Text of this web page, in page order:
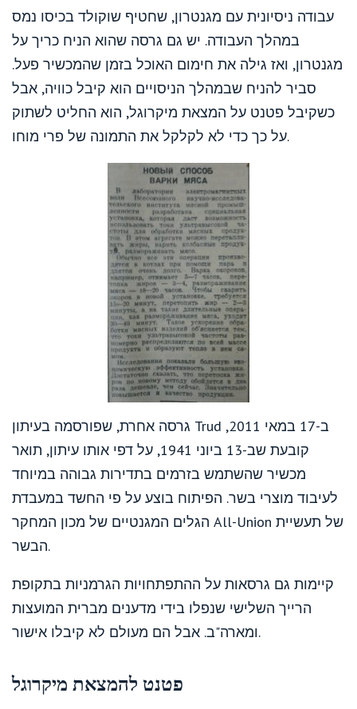
עבודה ניסיונית עם מגנטרון, שחטיף שוקולד בכיסו נמס
במהלך העבודה. יש גם גרסה שהוא הניח כריך על
מגנטרון, ואז גילה את חימום האוכל בזמן שהמכשיר פעל.
סביר להניח שבמהלך הניסויים הוא קיבל כוויה, אבל
כשקיבל פטנט על המצאת מיקרוגל, הוא החליט לשתוק
על כך כדי לא לקלקל את התמונה של פרי מוחו.
גרסה אחרת, שפורסמה בעיתון Trud ב-17 במאי 2011,
קובעת שב-13 ביוני 1941, על דפי אותו עיתון, תואר
מכשיר שהשתמש בזרמים בתדירות גבוהה במיוחד
לעיבוד מוצרי בשר. הפיתוח בוצע על פי החשד במעבדת
הגלים המגנטיים של מכון המחקר All-Union של תעשיית
הבשר.
קיימות גם גרסאות על ההתפתחויות הגרמניות בתקופת
הרייך השלישי שנפלו בידי מדענים מברית המועצות
ומארה"ב. אבל הם מעולם לא קיבלו אישור.
פטנט להמצאת מיקרוגל